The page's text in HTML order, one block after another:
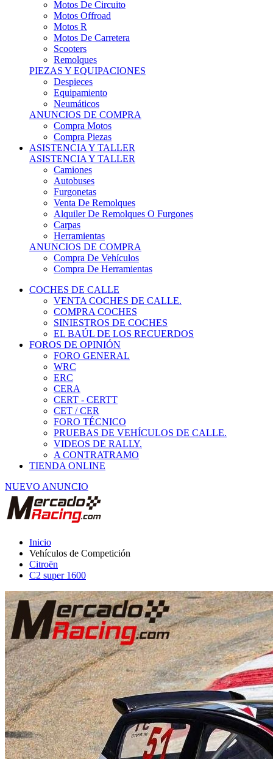
Motos R
Motos De Carretera
Scooters
Remolques
PIEZAS Y EQUIPACIONES
Despieces
Equipamiento
Neumáticos
ANUNCIOS DE COMPRA
Compra Motos
Compra Piezas
ASISTENCIA Y TALLER
ASISTENCIA Y TALLER
Camiones
Autobuses
Furgonetas
Venta De Remolques
Alquiler De Remolques O Furgones
Carpas
Herramientas
ANUNCIOS DE COMPRA
Compra De Vehículos
Compra De Herramientas
COCHES DE CALLE
VENTA COCHES DE CALLE.
COMPRA COCHES
SINIESTROS DE COCHES
EL BAÚL DE LOS RECUERDOS
FOROS DE OPINIÓN
FORO GENERAL
WRC
ERC
CERA
CERT - CERTT
CET / CER
FORO TÉCNICO
PRUEBAS DE VEHÍCULOS DE CALLE.
VIDEOS DE RALLY.
A CONTRATRAMO
TIENDA ONLINE
NUEVO ANUNCIO
Vehículos de Competición
Citroën
C2 super 1600